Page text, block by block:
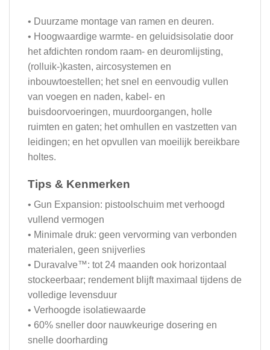
• Duurzame montage van ramen en deuren.
• Hoogwaardige warmte- en geluidsisolatie door
het afdichten rondom raam- en deuromlijsting,
(rolluik-)kasten, aircosystemen en
inbouwtoestellen; het snel en eenvoudig vullen
van voegen en naden, kabel- en
buisdoorvoeringen, muurdoorgangen, holle
ruimten en gaten; het omhullen en vastzetten van
leidingen; en het opvullen van moeilijk bereikbare
holtes.
Tips & Kenmerken
• Gun Expansion: pistoolschuim met verhoogd
vullend vermogen
• Minimale druk: geen vervorming van verbonden
materialen, geen snijverlies
• Duravalve™: tot 24 maanden ook horizontaal
stockeerbaar; rendement blijft maximaal tijdens de
volledige levensduur
• Verhoogde isolatiewaarde
• 60% sneller door nauwkeurige dosering en
snelle doorharding